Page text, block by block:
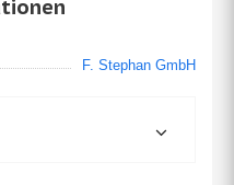
F. Stephan GmbH